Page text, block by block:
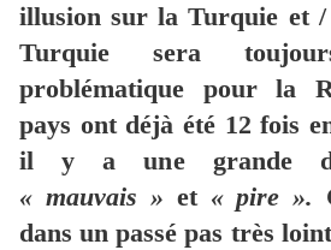
illusion sur la Turquie et
Turquie sera
problématique pour la
pays ont déjà été 12 fois
il y a une grande
« mauvais » et « pire ».
dans un passé pas très